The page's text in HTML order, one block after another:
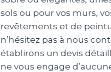
sols ou pour vos murs,
revêtements et de
n’hésitez pas à nous
établirons un devis
ne vous engage